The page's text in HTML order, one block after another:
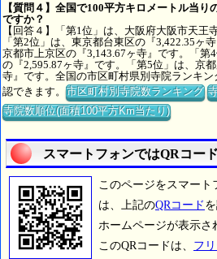
【質問４】全国で100平方キロメートル当り
ですか？
【回答４】「第1位」は、大阪府大阪市天王
「第2位」は、東京都台東区の『3,422.35ヶ
京都市上京区の『3,143.67ヶ寺』です。「第
の『2,595.87ヶ寺』です。「第5位」は、京
寺』です。全国の市区町村県別寺院ランキ
認できます。市区町村別寺院数ランキング
寺院数順位(面積100平方Km当たり)
スマートフォンではQRコー
このページをスマー
は、上記のQRコード
ホームページが表示さ
このQRコードは、 フ